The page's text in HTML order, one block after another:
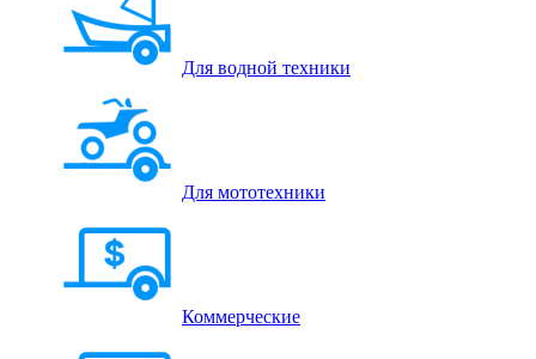
Для водной техники
Для мототехники
Коммерческие